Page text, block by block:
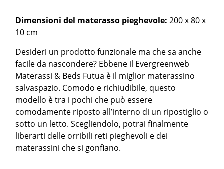
Dimensioni del materasso pieghevole:200 x 80 x
10 cm
Desideri un prodotto funzionale ma che sa anche
facile da nascondere? Ebbene il Evergreenweb
Materassi & Beds Futua è il miglior materassino
salvaspazio. Comodo e richiudibile, questo
modello è tra i pochi che può essere
comodamente riposto all’interno di un ripostiglio o
sotto un letto. Scegliendolo, potrai finalmente
liberarti delle orribili reti pieghevoli e dei
materassini che si gonfiano.